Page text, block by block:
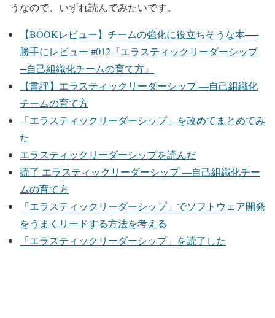
うなので、いずれ読んでみたいです。
【BOOKレビュー】チームの強化に役立ちそうな本──
勝手にレビュー #012『エラスティックリーダーシップ
─自己組織化チームの育て方』
【書評】エラスティックリーダーシップ ―自己組織化
チームの育て方
「エラスティックリーダーシップ」を改めてまとめてみ
た
エラスティックリーダーシップを読んだ
読了 エラスティックリーダーシップ ―自己組織化チー
ムの育て方
「エラスティックリーダーシップ」でソフトウェア開発
をうまくリードする方法を考える
「エラスティックリーダーシップ」を読了した